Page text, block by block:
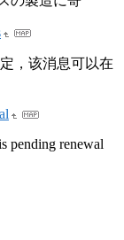
，该消息可以在
pending renewal